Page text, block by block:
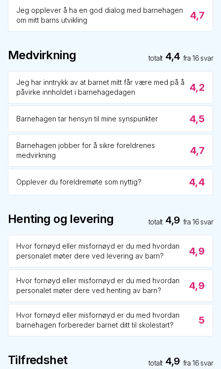
Jeg opplever å ha en god dialog med barnehagen
om mitt barns utvikling
4,7
Medvirkning totalt 4,4 fra16 svar
Jeg har inntrykk av at barnet mitt får være med på å
påvirke innholdet i barnehagedagen
4,2
Barnehagen tar hensyn til mine synspunkter 4,5
Barnehagen jobber for å sikre foreldrenes
medvirkning
4,7
Opplever du foreldremøte som nyttig? 4,4
Henting og levering totalt 4,9 fra16 svar
Hvor fornøyd eller misfornøyd er du med hvordan
personalet møter dere ved levering av barn?
4,9
Hvor fornøyd eller misfornøyd er du med hvordan
personalet møter dere ved henting av barn?
4,9
Hvor fornøyd eller misfornøyd er du med hvordan
barnehagen forbereder barnet ditt til skolestart?
5
Tilfredshet totalt 4,9 fra16 svar